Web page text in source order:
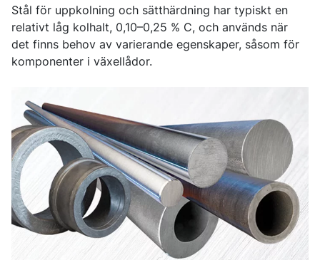
Stål för uppkolning och sätthärdning har typiskt en
relativt låg kolhalt, 0,10–0,25 % C, och används när
det finns behov av varierande egenskaper, såsom för
komponenter i växellådor.